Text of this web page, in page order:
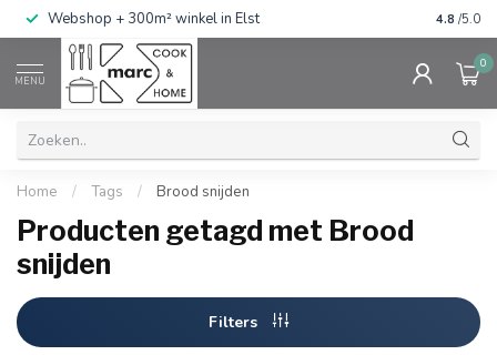
Webshop + 300m² winkel in Elst Gratis
4.8 /5.0
MENU
0
Home / Tags / Brood snijden
Producten getagd met Brood
snijden
Filters